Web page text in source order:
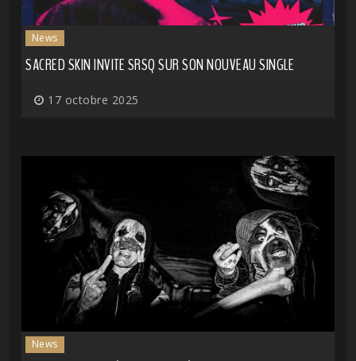
News
SACRED SKIN INVITE SRSQ SUR SON NOUVEAU SINGLE
17 octobre 2025
News